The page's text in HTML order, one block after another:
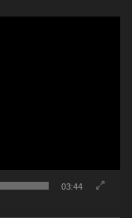
03:44